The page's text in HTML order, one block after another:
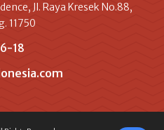
Jl. Raya Kresek No.88,
11750
18